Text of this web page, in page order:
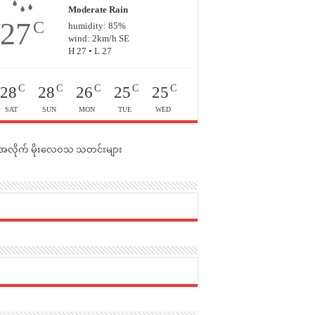
27C
Moderate Rain
humidity: 85%
wind: 2km/h SE
H 27 • L 27
28 C
SAT
28 C
SUN
26 C
MON
25 C
TUE
25 C
WED
လိုက် မိုးလေဝသ သတင်းများ